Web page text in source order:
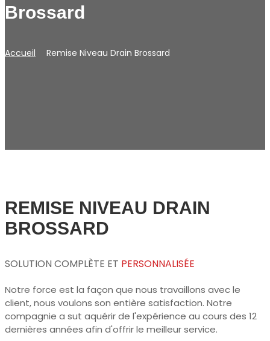
Brossard
Accueil Remise Niveau Drain Brossard
REMISE NIVEAU DRAIN
BROSSARD
SOLUTION COMPLÈTE ET PERSONNALISÉE
Notre force est la façon que nous travaillons avec le
client, nous voulons son entière satisfaction. Notre
compagnie a sut aquérir de l'expérience au cours des 12
dernières années afin d'offrir le meilleur service.